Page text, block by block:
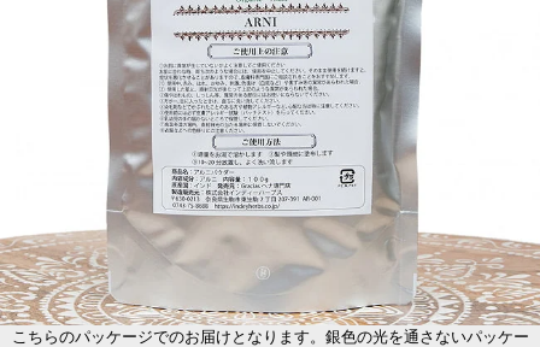
こちらのパッケージでのお届けとなります。銀色の光を通さないパッケー